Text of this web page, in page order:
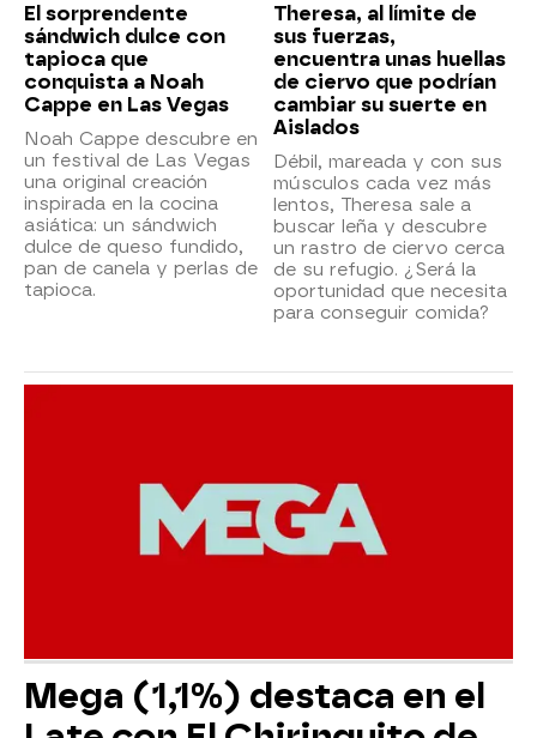
El sorprendente
sándwich dulce con
tapioca que
conquista a Noah
Cappe en Las Vegas
Noah Cappe descubre en
un festival de Las Vegas
una original creación
inspirada en la cocina
asiática: un sándwich
dulce de queso fundido,
pan de canela y perlas de
tapioca.
Theresa, al límite de
sus fuerzas,
encuentra unas huellas
de ciervo que podrían
cambiar su suerte en
Aislados
Débil, mareada y con sus
músculos cada vez más
lentos, Theresa sale a
buscar leña y descubre
un rastro de ciervo cerca
de su refugio. ¿Será la
oportunidad que necesita
para conseguir comida?
Mega (1,1%) destaca en el